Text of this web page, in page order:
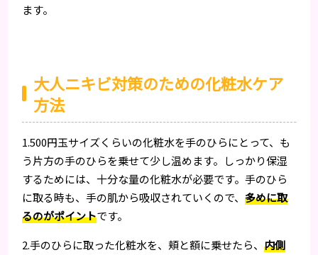
ます。
大人ニキビ対策のための化粧水ケア
方法
1.500円玉サイズくらいの化粧水を手のひらにとって、も
う片方の手のひらを乗せて少し温めます。しっかり保湿
するためには、十分な量の化粧水が必要です。手のひら
に取る時も、手の肌から吸収されていくので、多めに取
るのがポイントです。
2.手のひらに取った化粧水を、頬と額に乗せたら、内側